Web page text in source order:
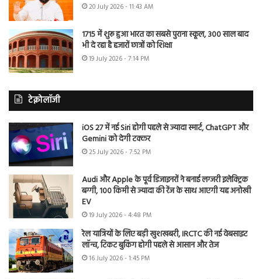
20 July 2026 - 11:43 AM
1715 में शुरू हुआ भारत का सबसे पुराना स्कूल, 300 साल बाद
भी दे रहा है हजारों छात्रों को शिक्षा
19 July 2026 - 7:14 PM
टेक्नोलॉजी
iOS 27 में नई Siri होगी पहले से ज्यादा स्मार्ट, ChatGPT और
Gemini को देगी टक्कर
25 July 2026 - 7:52 PM
Audi और Apple के पूर्व डिजाइनरों ने बनाई लग्जरी इलेक्ट्रिक
बग्गी, 100 किमी से ज्यादा की रेंज के साथ आएगी यह अनोखी
EV
19 July 2026 - 4:48 PM
रेल यात्रियों के लिए बड़ी खुशखबरी, IRCTC की नई वेबसाइट
लॉन्च, टिकट बुकिंग होगी पहले से आसान और तेज
16 July 2026 - 1:45 PM